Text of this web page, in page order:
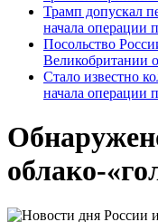
Трамп допускал
начала операции
Посольство
Великобритании
Стало известно
начала операции
облако-